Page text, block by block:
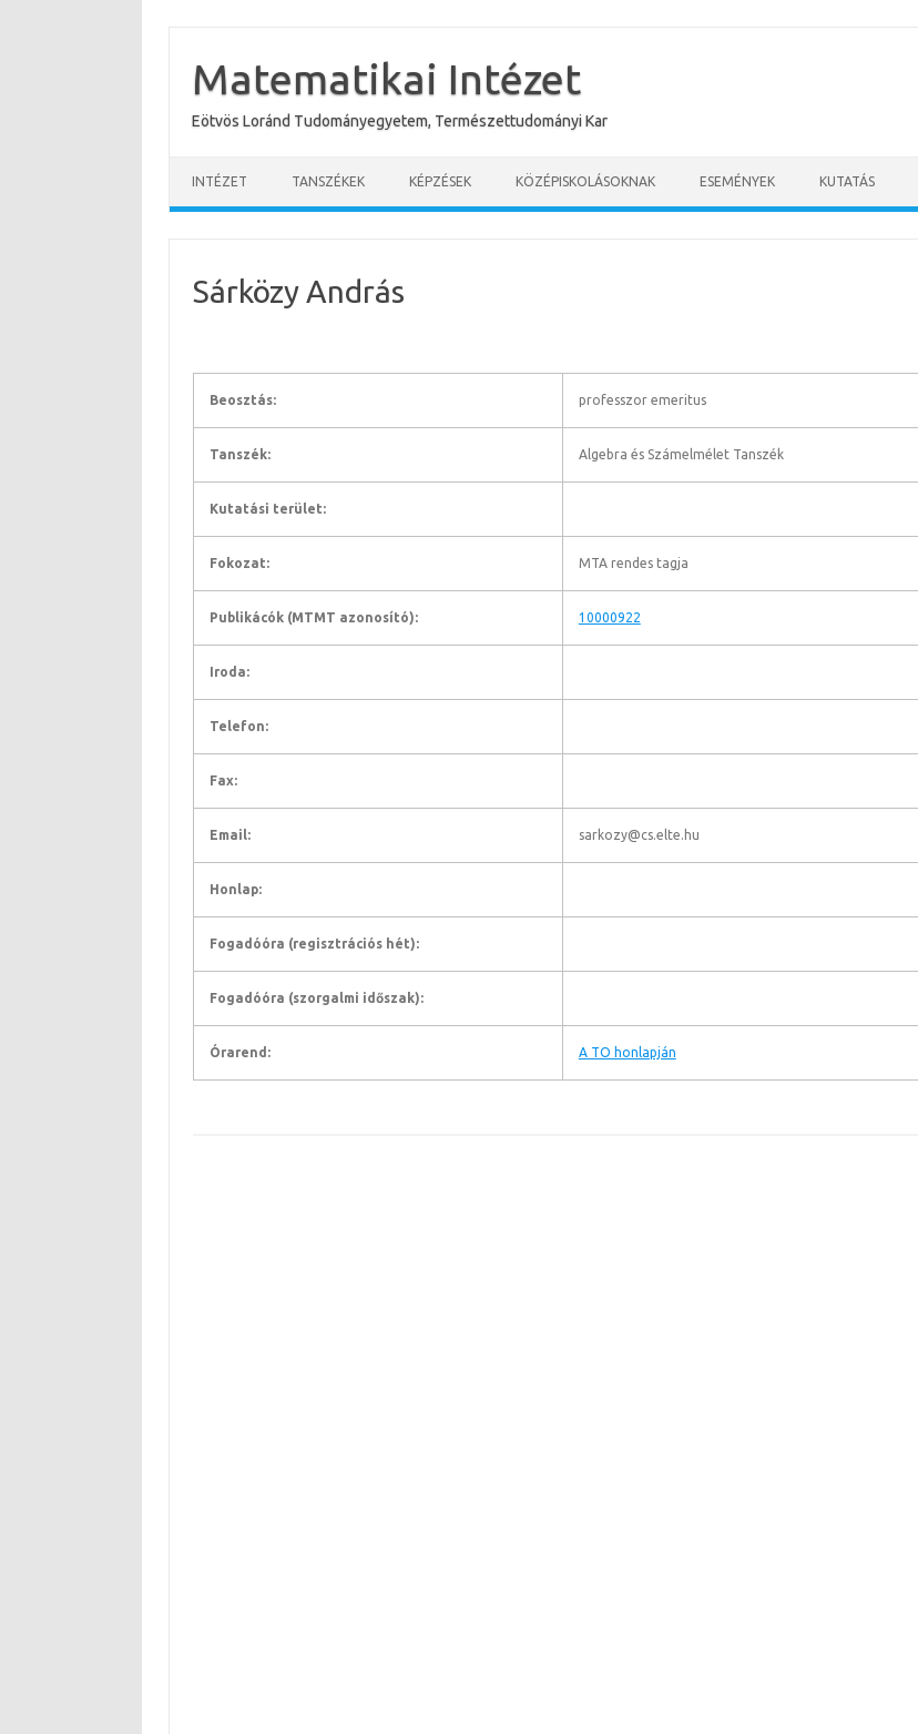
content
Matematikai Intézet
Eötvös Loránd Tudományegyetem, Természettudományi Kar
INTÉZET TANSZÉKEK KÉPZÉSEK KÖZÉPISKOLÁSOKNAK ESEMÉNYEK KUTATÁS
Sárközy András
Beosztás: professzor emeritus
Tanszék: Algebra és Számelmélet Tanszék
Kutatási terület:
Fokozat: MTA rendes tagja
Publikácók (MTMT azonosító): 10000922
Iroda:
Telefon:
Fax:
Email: sarkozy@cs.elte.hu
Honlap:
Fogadóóra (regisztrációs hét):
Fogadóóra (szorgalmi időszak):
Órarend: A TO honlapján